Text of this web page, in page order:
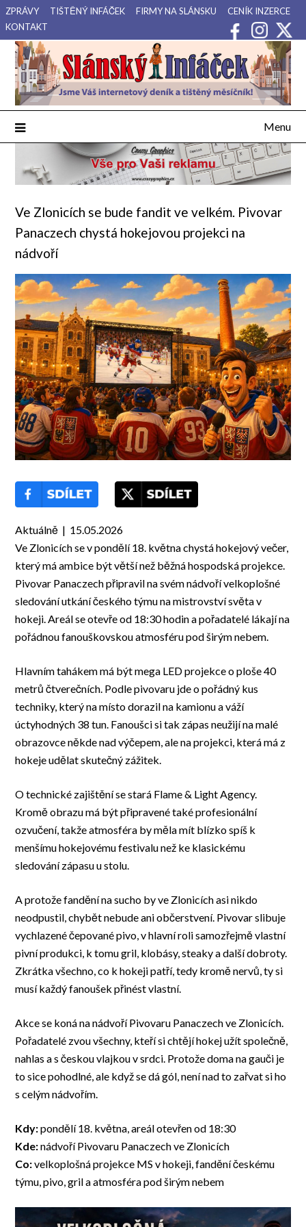
Přejdi
na
obsah
ZPRÁVY TIŠTĚNÝ INFÁČEK FIRMY NA SLÁNSKU
CENÍK INZERCE
KONTAKT
Slánský Infáček
Váš internetový deník a tištěný měsíčník pro Slánsko, Kladensko
a Lounsko.
Menu
Ve Zlonicích se bude fandit ve velkém. Pivovar
Panaczech chystá hokejovou projekci na
nádvoří
Aktuálně | 15.05.2026
Ve Zlonicích se v pondělí 18. května chystá hokejový večer,
který má ambice být větší než běžná hospodská projekce.
Pivovar Panaczech připravil na svém nádvoří velkoplošné
sledování utkání českého týmu na mistrovství světa v
hokeji. Areál se otevře od 18:30 hodin a pořadatelé lákají na
pořádnou fanouškovskou atmosféru pod širým nebem.
Hlavním tahákem má být mega LED projekce o ploše 40
metrů čtverečních. Podle pivovaru jde o pořádný kus
techniky, který na místo dorazil na kamionu a váží
úctyhodných 38 tun. Fanoušci si tak zápas neužijí na malé
obrazovce někde nad výčepem, ale na projekci, která má z
hokeje udělat skutečný zážitek.
O technické zajištění se stará Flame & Light Agency.
Kromě obrazu má být připravené také profesionální
ozvučení, takže atmosféra by měla mít blízko spíš k
menšímu hokejovému festivalu než ke klasickému
sledování zápasu u stolu.
A protože fandění na sucho by ve Zlonicích asi nikdo
neodpustil, chybět nebude ani občerstvení. Pivovar slibuje
vychlazené čepované pivo, v hlavní roli samozřejmě vlastní
pivní produkci, k tomu gril, klobásy, steaky a další dobroty.
Zkrátka všechno, co k hokeji patří, tedy kromě nervů, ty si
musí každý fanoušek přinést vlastní.
Akce se koná na nádvoří Pivovaru Panaczech ve Zlonicích.
Pořadatelé zvou všechny, kteří si chtějí hokej užít společně,
nahlas a s českou vlajkou v srdci. Protože doma na gauči je
to sice pohodlné, ale když se dá gól, není nad to zařvat si ho
s celým nádvořím.
Kdy:pondělí 18. května, areál otevřen od 18:30
Kde:nádvoří Pivovaru Panaczech ve Zlonicích
Co:velkoplošná projekce MS v hokeji, fandění českému
týmu, pivo, gril a atmosféra pod širým nebem